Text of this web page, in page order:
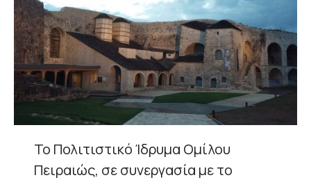
Το Πολιτιστικό Ίδρυμα Ομίλου
Πειραιώς, σε συνεργασία με το